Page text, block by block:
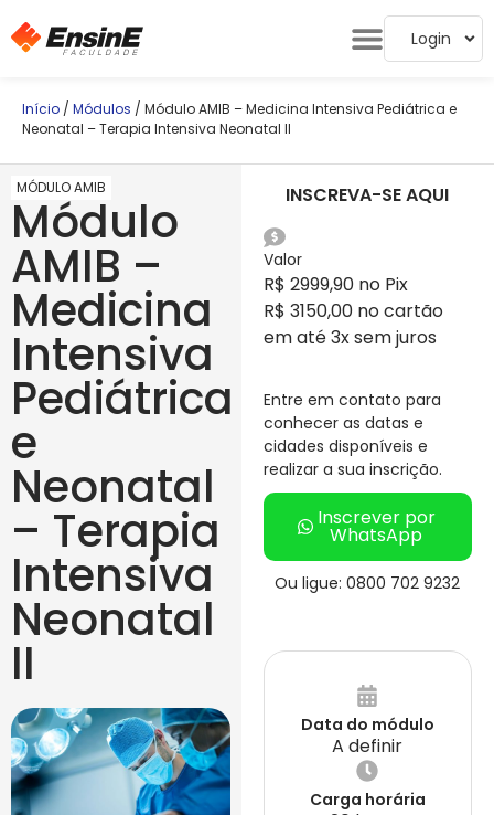
Login
Início / Módulos / Módulo AMIB – Medicina Intensiva Pediátrica e
Neonatal – Terapia Intensiva Neonatal II
MÓDULO AMIB
Módulo
AMIB –
Medicina
Intensiva
Pediátrica
e
Neonatal
– Terapia
Intensiva
Neonatal
II
INSCREVA-SE AQUI
Valor
R$ 2999,90 no Pix
R$ 3150,00 no cartão
em até 3x sem juros
Entre em contato para
conhecer as datas e
cidades disponíveis e
realizar a sua inscrição.
Inscrever por
WhatsApp
Ou ligue: 0800 702 9232
Data do módulo
A definir
Carga horária